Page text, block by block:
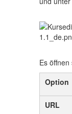
Es
Option
URL